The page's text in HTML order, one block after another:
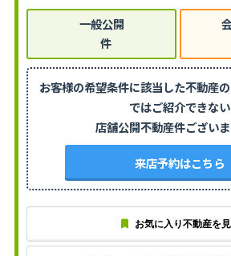
一般公開
件
お客様の希望条件に該当した不動産の
ではご紹介できない
店舗公開不動産件ございま
来店予約はこちら
お気に入り不動産を